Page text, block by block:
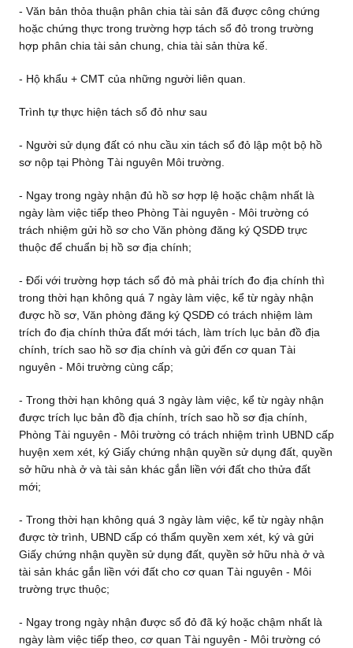
- Văn bản thỏa thuận phân chia tài sản đã được công chứng
hoặc chứng thực trong trường hợp tách sổ đỏ trong trường
hợp phân chia tài sản chung, chia tài sản thừa kế.
- Hộ khẩu + CMT của những người liên quan.
Trình tự thực hiện tách sổ đỏ như sau
- Người sử dụng đất có nhu cầu xin tách sổ đỏ lập một bộ hồ
sơ nộp tại Phòng Tài nguyên Môi trường.
- Ngay trong ngày nhận đủ hồ sơ hợp lệ hoặc chậm nhất là
ngày làm việc tiếp theo Phòng Tài nguyên - Môi trường có
trách nhiệm gửi hồ sơ cho Văn phòng đăng ký QSDĐ trực
thuộc để chuẩn bị hồ sơ địa chính;
- Đối với trường hợp tách sổ đỏ mà phải trích đo địa chính thì
trong thời hạn không quá 7 ngày làm việc, kể từ ngày nhận
được hồ sơ, Văn phòng đăng ký QSDĐ có trách nhiệm làm
trích đo địa chính thửa đất mới tách, làm trích lục bản đồ địa
chính, trích sao hồ sơ địa chính và gửi đến cơ quan Tài
nguyên - Môi trường cùng cấp;
- Trong thời hạn không quá 3 ngày làm việc, kể từ ngày nhận
được trích lục bản đồ địa chính, trích sao hồ sơ địa chính,
Phòng Tài nguyên - Môi trường có trách nhiệm trình UBND cấp
huyện xem xét, ký Giấy chứng nhận quyền sử dụng đất, quyền
sở hữu nhà ở và tài sản khác gắn liền với đất cho thửa đất
mới;
- Trong thời hạn không quá 3 ngày làm việc, kể từ ngày nhận
được tờ trình, UBND cấp có thẩm quyền xem xét, ký và gửi
Giấy chứng nhận quyền sử dụng đất, quyền sở hữu nhà ở và
tài sản khác gắn liền với đất cho cơ quan Tài nguyên - Môi
trường trực thuộc;
- Ngay trong ngày nhận được sổ đỏ đã ký hoặc chậm nhất là
ngày làm việc tiếp theo, cơ quan Tài nguyên - Môi trường có